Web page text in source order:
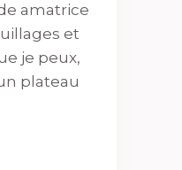
amatrice
et
je peux,
plateau